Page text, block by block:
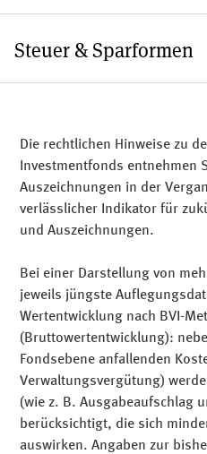
Anlagedauer
Anlegertyp
Auflegungsdatum
Fondsvolumen
Ertragsverwendung
Scope Rating
Volatilität p.a.
(3 Jahre)
Steuer & Sparformen
VL-fähig
Sparplanfähig
Auszahlplanfähig
Die rechtlichen Hinweise zu
Investmentfonds entnehmen
Auszeichnungen in der
verlässlicher Indikator für
und Auszeichnungen.
Bei einer Darstellung von
jeweils jüngste
Wertentwicklung nach BVI-
(Bruttowertentwicklung):
Fondsebene anfallenden
Verwaltungsvergütung)
(wie z. B. Ausgabeaufschlag
berücksichtigt, die sich
auswirken. Angaben zur